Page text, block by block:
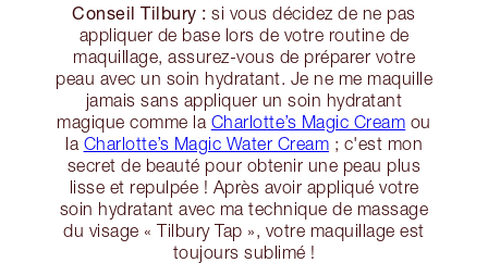
Conseil Tilbury : si vous décidez de ne pas
appliquer de base lors de votre routine de
maquillage, assurez-vous de préparer votre
peau avec un soin hydratant. Je ne me maquille
jamais sans appliquer un soin hydratant
magique comme la Charlotte’s Magic Cream ou
la Charlotte’s Magic Water Cream ; c'est mon
secret de beauté pour obtenir une peau plus
lisse et repulpée ! Après avoir appliqué votre
soin hydratant avec ma technique de massage
du visage « Tilbury Tap », votre maquillage est
toujours sublimé !